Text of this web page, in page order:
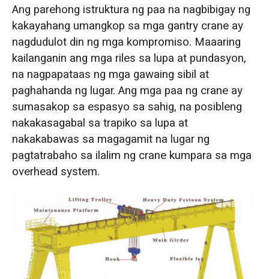
Ang parehong istruktura ng paa na nagbibigay ng
kakayahang umangkop sa mga gantry crane ay
nagdudulot din ng mga kompromiso. Maaaring
kailanganin ang mga riles sa lupa at pundasyon,
na nagpapataas ng mga gawaing sibil at
paghahanda ng lugar. Ang mga paa ng crane ay
sumasakop sa espasyo sa sahig, na posibleng
nakakasagabal sa trapiko sa lupa at
nakakabawas sa magagamit na lugar ng
pagtatrabaho sa ilalim ng crane kumpara sa mga
overhead system.